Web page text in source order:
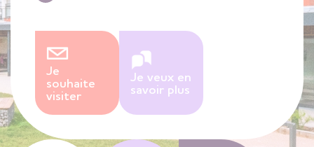
Je
souhaite
visiter
Je veux en
savoir plus